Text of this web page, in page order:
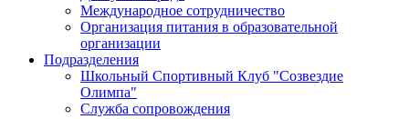
Международное сотрудничество
Организация питания в образовательной
организации
Подразделения
Школьный Спортивный Клуб "Созвездие
Олимпа"
Служба сопровождения